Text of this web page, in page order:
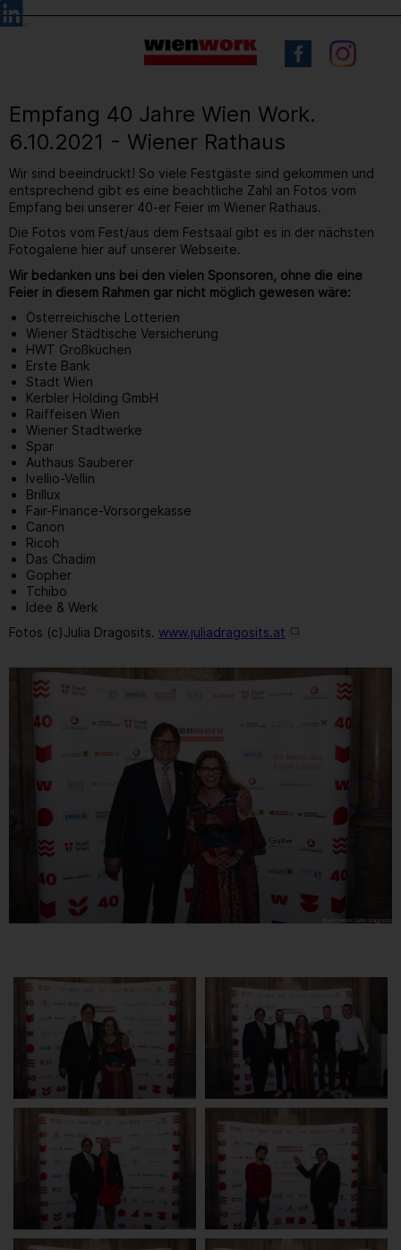
Barrierefreie
Bedienung
Sprachauswahl
Empfang 40 Jahre Wien Work.
6.10.2021 - Wiener Rathaus
Wir sind beeindruckt! So viele Festgäste sind gekommen und
entsprechend gibt es eine beachtliche Zahl an Fotos vom
Empfang bei unserer 40-er Feier im Wiener Rathaus.
Die Fotos vom Fest/aus dem Festsaal gibt es in der nächsten
Fotogalerie hier auf unserer Webseite.
Wir bedanken uns bei den vielen Sponsoren, ohne die eine
Feier in diesem Rahmen gar nicht möglich gewesen wäre:
Österreichische Lotterien
Wiener Städtische Versicherung
HWT Großküchen
Erste Bank
Stadt Wien
Kerbler Holding GmbH
Raiffeisen Wien
Wiener Stadtwerke
Spar
Authaus Sauberer
Ivellio-Vellin
Brillux
Fair-Finance-Vorsorgekasse
Canon
Ricoh
Das Chadim
Gopher
Tchibo
Idee & Werk
Fotos (c)Julia Dragosits. www.juliadragosits.at
/ 109